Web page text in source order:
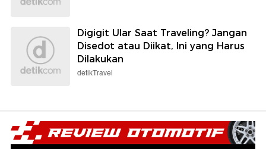
Digigit Ular Saat Traveling? Jangan
Disedot atau Diikat, Ini yang Harus
Dilakukan
detikTravel